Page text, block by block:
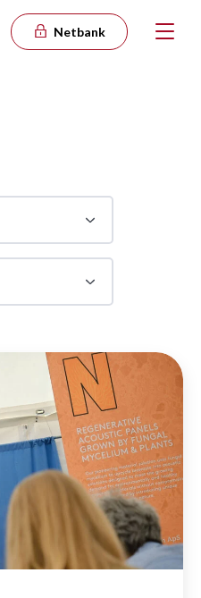
Netbank